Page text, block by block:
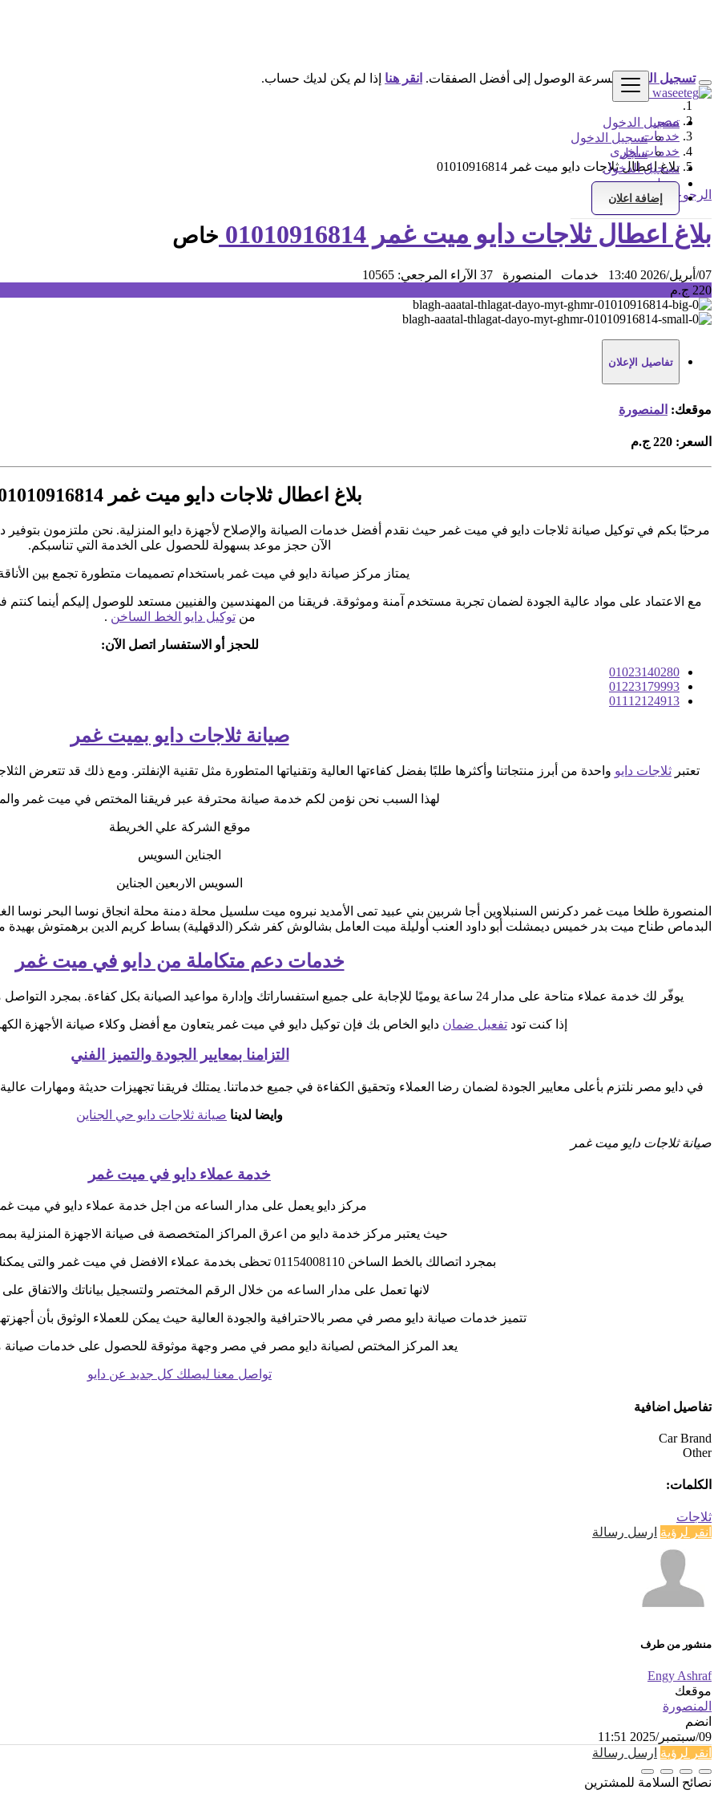
تسجيل الدخول
تسجيل الدخول
سجل
تسجيل الدخول
سجل
إضافة اعلان
تسجيل الدخول لسرعة الوصول إلى أفضل الصفقات. انقر هنا إذا لم يكن لديك حساب.
مصر
خدمات
خدمات اخرى
بلاغ اعطال ثلاجات دايو ميت غمر 01010916814
الرجوع إلى النتائج
بلاغ اعطال ثلاجات دايو ميت غمر 01010916814 خاص
07/أبريل/2026 13:40 خدمات المنصورة 37 الآراء
المرجعي: 10565
220 ج.م
تفاصيل الإعلان
موقعك: المنصورة
السعر: 220 ج.م
بلاغ اعطال ثلاجات دايو ميت غمر 01010916814
مرحبًا بكم في توكيل صيانة ثلاجات دايو في ميت غمر حيث نقدم أفضل خدمات الصيانة والإصلاح لأجهزة دايو المنزلية. نحن ملتزمون بتوفير
الآن حجز موعد بسهولة للحصول على الخدمة التي تناسبكم.
يمتاز مركز صيانة دايو في ميت غمر باستخدام تصميمات متطورة تجمع بين
مع الاعتماد على مواد عالية الجودة لضمان تجربة مستخدم آمنة وموثوقة. فريقنا من المهندسين والفنيين مستعد للوصول إليكم أينما
منتوكيل دايو الخط الساخن .
للحجز أو الاستفسار اتصل الآن:
01023140280
01223179993
01112124913
صيانة ثلاجات دايو بميت غمر
تعتبر ثلاجات دايو واحدة من أبرز منتجاتنا وأكثرها طلبًا بفضل كفاءتها العالية وتقنياتها المتطورة مثل تقنية الإنفلتر. ومع ذلك قد تتعرض
لهذا السبب نحن نؤمن لكم خدمة صيانة محترفة عبر فريقنا المختص في ميت غمر
موقع الشركة علي الخريطة
الجناين السويس
السويس الاربعين الجناين
المنصورة طلخا ميت غمر دكرنس السنبلاوين أجا شربين بني عبيد تمى الأمديد نبروه ميت سلسيل محلة دمنة محلة انجاق نوسا البحر نوسا
البدماص طناح ميت بدر خميس ديمشلت أبو داود العنب أوليلة ميت العامل بشالوش كفر شكر (الدقهلية) بساط كريم الدين برهمتوش
خدمات دعم متكاملة من دايو في ميت غمر
يوفّر لك خدمة عملاء متاحة على مدار 24 ساعة يوميًا للإجابة على جميع استفساراتك وإدارة مواعيد الصيانة بكل كفاءة. بمجرد التواصل معنا عبر الخط الساخن ستحصل على دعم فوري وخدمة مميزة.
إذا كنت تود تفعيل ضمان دايو الخاص بك فإن توكيل دايو في ميت غمر يتعاون مع أفضل وكلاء صيانة الأجهزة
التزامنا بمعايير الجودة والتميز الفني
في دايو مصر نلتزم بأعلى معايير الجودة لضمان رضا العملاء وتحقيق الكفاءة في جميع خدماتنا. يمتلك فريقنا تجهيزات حديثة ومهارات
وايضا لدينا صيانة ثلاجات دايو حي الجناين
صيانة ثلاجات دايو ميت غمر
خدمة عملاء دايو في ميت غمر
مركز دايو يعمل على مدار الساعه من اجل خدمة عملاء دايو في ميت
حيث يعتبر مركز خدمة دايو من اعرق المراكز المتخصصة فى صيانة الاجهزة المنزلية
بمجرد اتصالك بالخط الساخن 01154008110 تحظى بخدمة عملاء الافضل في ميت غمر والتى يمكنك ان تتصل بها فى اى وقت
لانها تعمل على مدار الساعه من خلال الرقم المختصر ولتسجيل بياناتك والاتفاق
تتميز خدمات صيانة دايو مصر في مصر بالاحترافية والجودة العالية حيث يمكن للعملاء الوثوق بأن
يعد المركز المختص لصيانة دايو مصر في مصر وجهة موثوقة للحصول على خدمات صيانة
تواصل معنا ليصلك كل جديد عن دايو
تفاصيل اضافية
Car Brand
Other
الكلمات:
ثلاجات
انقر لرؤية ارسل رسالة
منشور من طرف
Engy Ashraf
موقعك
المنصورة
انضم
09/سبتمبر/2025 11:51
انقر لرؤية ارسل رسالة
نصائح السلامة للمشترين